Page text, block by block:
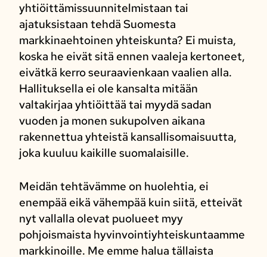
yhtiöittämissuunnitelmistaan tai
ajatuksistaan tehdä Suomesta
markkinaehtoinen yhteiskunta? Ei muista,
koska he eivät sitä ennen vaaleja kertoneet,
eivätkä kerro seuraavienkaan vaalien alla.
Hallituksella ei ole kansalta mitään
valtakirjaa yhtiöittää tai myydä sadan
vuoden ja monen sukupolven aikana
rakennettua yhteistä kansallisomaisuutta,
joka kuuluu kaikille suomalaisille.
Meidän tehtävämme on huolehtia, ei
enempää eikä vähempää kuin siitä, etteivät
nyt vallalla olevat puolueet myy
pohjoismaista hyvinvointiyhteiskuntaamme
markkinoille. Me emme halua tällaista